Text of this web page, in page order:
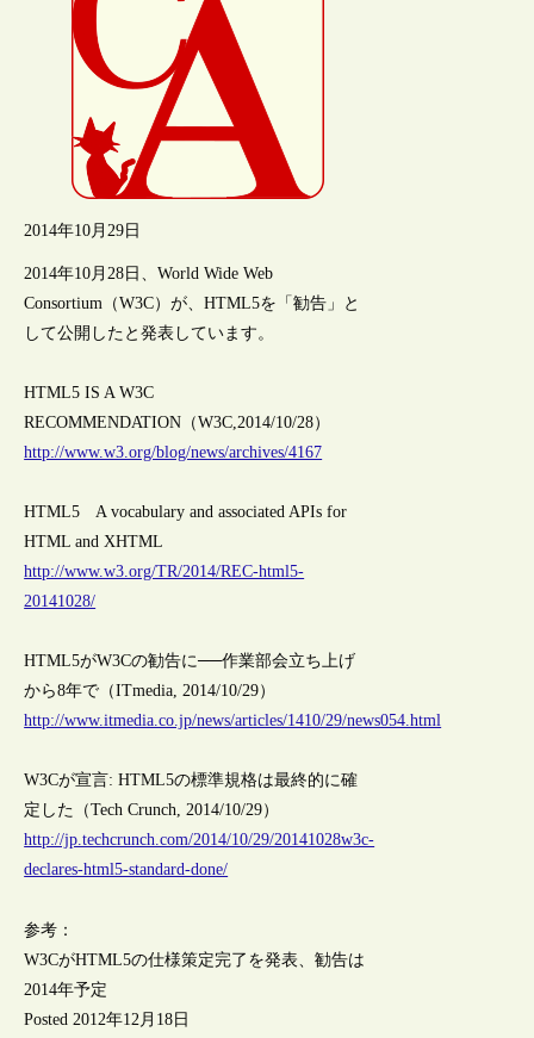
2014年10月29日
2014年10月28日、World Wide Web
Consortium（W3C）が、HTML5を「勧告」と
して公開したと発表しています。
HTML5 IS A W3C
RECOMMENDATION（W3C,2014/10/28）
http://www.w3.org/blog/news/archives/4167
HTML5 A vocabulary and associated APIs for
HTML and XHTML
http://www.w3.org/TR/2014/REC-html5-
20141028/
HTML5がW3Cの勧告に──作業部会立ち上げ
から8年で（ITmedia, 2014/10/29）
http://www.itmedia.co.jp/news/articles/1410/29/news054.html
W3Cが宣言: HTML5の標準規格は最終的に確
定した（Tech Crunch, 2014/10/29）
http://jp.techcrunch.com/2014/10/29/20141028w3c-
declares-html5-standard-done/
参考：
W3CがHTML5の仕様策定完了を発表、勧告は
2014年予定
Posted 2012年12月18日